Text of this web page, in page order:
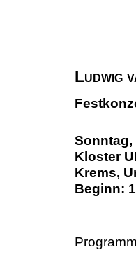
Ludwig
Sonntag,
Kloster
Krems,
Beginn: